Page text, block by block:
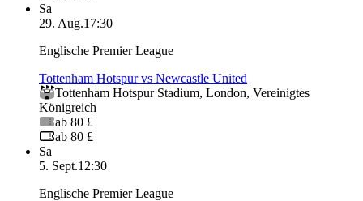
Sa
29. Aug.17:30
Englische Premier League
Tottenham Hotspur vs Newcastle United
Tottenham Hotspur Stadium, London, Vereinigtes
Königreich
ab 80 £
ab 80 £
Sa
5. Sept.12:30
Englische Premier League